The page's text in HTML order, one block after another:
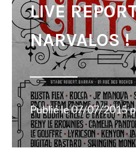
LIVE
NARVALOS !
Publié le07/07/2015